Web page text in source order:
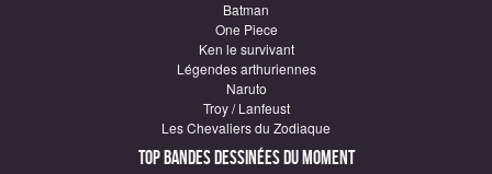
Batman
One Piece
Ken le survivant
Légendes arthuriennes
Naruto
Troy / Lanfeust
Les Chevaliers du Zodiaque
Top Bandes Dessinées du moment